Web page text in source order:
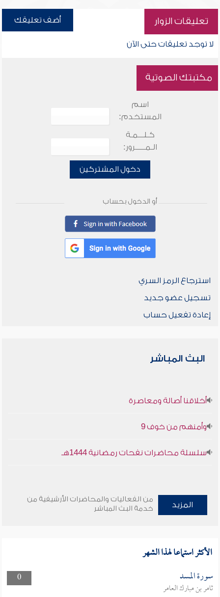
تعليقات الزوار أضف تعليقك
لا توجد تعليقات حتى الآن
مكتبتك الصوتية
اسم
المستخدم:
كـلـــمـة
الـمـــــرور:
دخول المشتركين
أو الدخول بحساب
استرجاع الرمز السري
تسجيل عضو جديد
إعادة تفعيل حساب
البث المباشر
أخلاقنا أصالة ومعاصرة
وأمنهم من خوف 9
سلسلة محاضرات نفحات رمضانية 1444هـ
المزيد
من الفعاليات والمحاضرات الأرشيفية من
خدمة البث المباشر
الأكثر استماعا لهذا الشهر
0 سورة المسد
ثامر بن مبارك العامر